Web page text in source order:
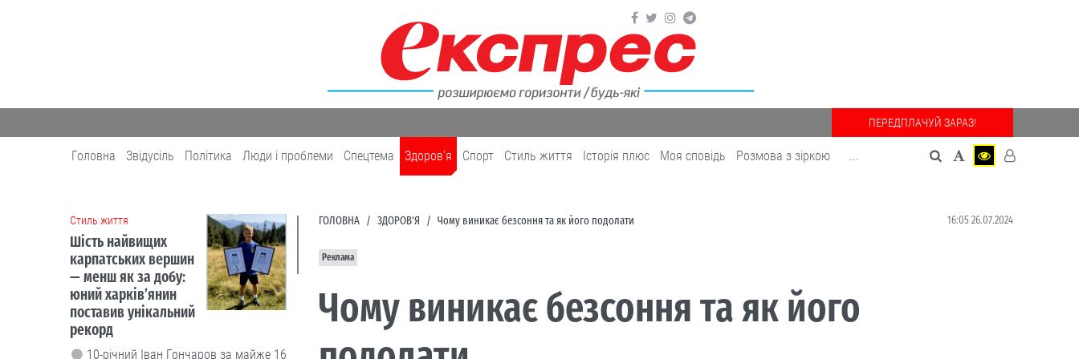
ПЕРЕДПЛАЧУЙ ЗАРАЗ!
Головна Звідусіль Політика Люди і проблеми Спецтема Здоров'я Cпорт Cтиль життя Історія плюс Моя сповідь Розмова з зіркою ...
ГОЛОВНА ЗДОРОВ'Я Чому виникає безсоння та як його подолати 16:05 26.07.2024
Реклама
Чому виникає безсоння та як його
Cтиль життя
Шість найвищих
карпатських вершин
— менш як за добу:
юний харків’янин
поставив унікальний
рекорд
10-річний Іван Гончаров за майже 16